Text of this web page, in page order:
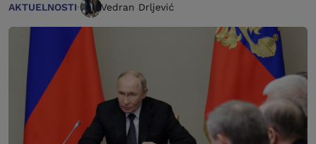
AKTUELNOSTI Vedran Drljević